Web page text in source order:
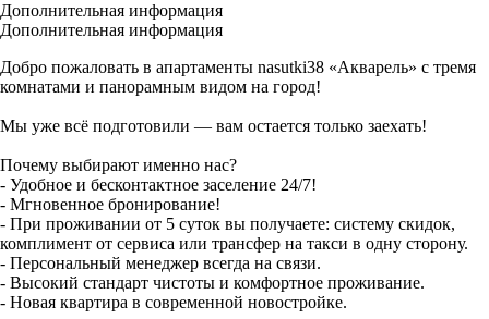
Дополнительная информация
Дополнительная информация
Добро пожаловать в апартаменты nasutki38 «Акварель» с тремя
комнатами и панорамным видом на город!
Мы уже всё подготовили — вам остается только заехать!
Почему выбирают именно нас?
- Удобное и бесконтактное заселение 24/7!
- Мгновенное бронирование!
- При проживании от 5 суток вы получаете: систему скидок,
комплимент от сервиса или трансфер на такси в одну сторону.
- Персональный менеджер всегда на связи.
- Высокий стандарт чистоты и комфортное проживание.
- Новая квартира в современной новостройке.